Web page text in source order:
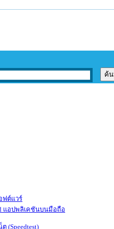
ฟต์แวร์
แอปพลิเคชันบนมือถือ
(Speedtest)